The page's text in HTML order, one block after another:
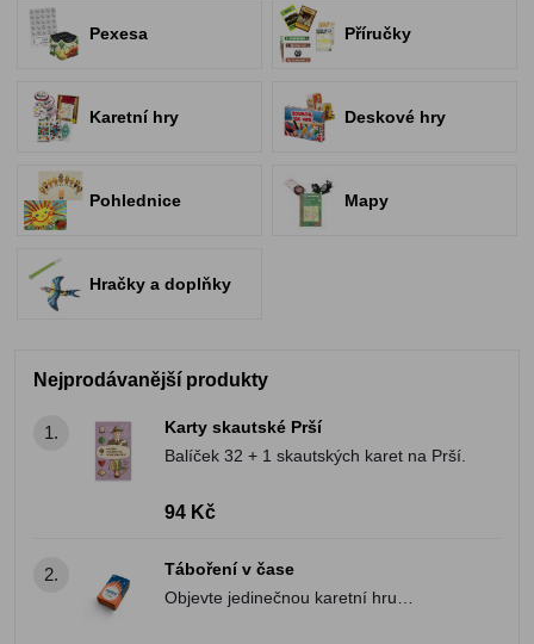
Pexesa Příručky
Karetní hry Deskové hry
Pohlednice Mapy
Hračky a doplňky
Nejprodávanější produkty
1.
Karty skautské Prší
Balíček 32 + 1 skautských karet na Prší.
94 Kč
2.
Táboření v čase
Objevte jedinečnou karetní hru